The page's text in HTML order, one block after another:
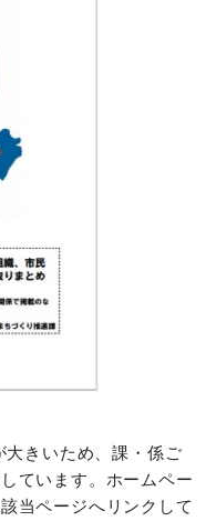
きいため、課・係ご
ています。ホームペー
当ページへリンクして